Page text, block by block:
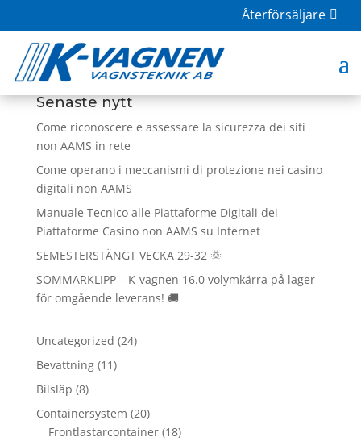
Återförsäljare
Åf-login
Senaste nytt
Come riconoscere e assessare la sicurezza dei siti
non AAMS in rete
Come operano i meccanismi di protezione nei casino
digitali non AAMS
Manuale Tecnico alle Piattaforme Digitali dei
Piattaforme Casino non AAMS su Internet
SEMESTERSTÄNGT VECKA 29-32 🌞
SOMMARKLIPP – K-vagnen 16.0 volymkärra på lager
för omgående leverans! 🚚
Uncategorized 2424
Bevattning 1111
Bilsläp 88
produkter
Containersystem 2020
produkter
Frontlastarcontainer 1818